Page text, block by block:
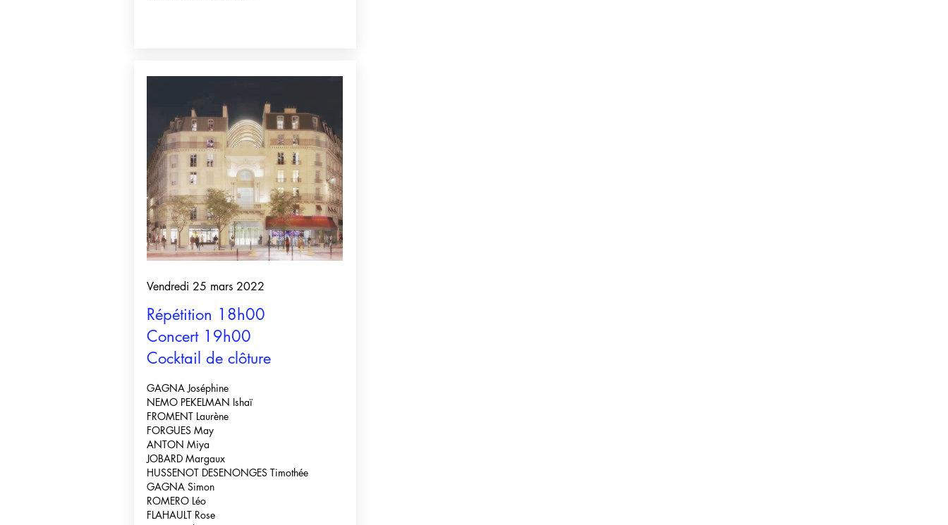
Vendredi 25 mars 2022
Répétition 18h00
Concert 19h00
Cocktail de clôture
GAGNA Joséphine
NEMO PEKELMAN Ishaï
FROMENT Laurène
FORGUES May
ANTON Miya
JOBARD Margaux
HUSSENOT DESENONGES Timothée
GAGNA Simon
ROMERO Léo
FLAHAULT Rose